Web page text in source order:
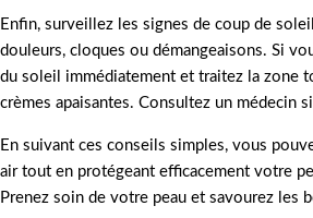
Enfin, surveillez les signes de coup de
douleurs, cloques ou démangeaisons. Si
du soleil immédiatement et traitez la zone
crèmes apaisantes. Consultez un médecin
En suivant ces conseils simples, vous
air tout en protégeant efficacement votre
Prenez soin de votre peau et savourez les